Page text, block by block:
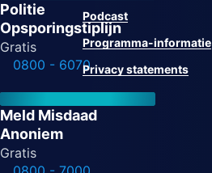
Politie
Opsporingstiplijn
Gratis
0800 - 6070
Meld Misdaad
Anoniem
Gratis
Podcast
Programma-informatie
Privacy statements